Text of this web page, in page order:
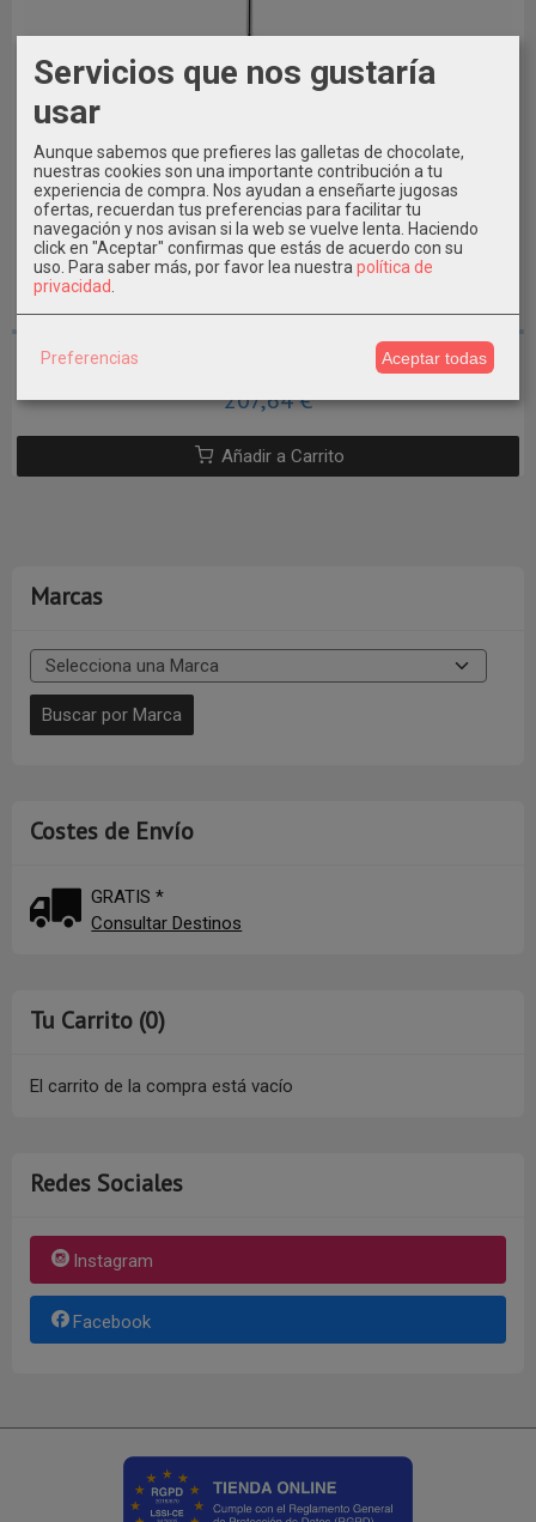
Marcas
Costes de Envío
GRATIS *
Consultar Destinos
Tu Carrito (0)
El carrito de la compra está vacío
Redes Sociales
Instagram
Facebook
Ducha piscina 1 rociador con...
207,64 €
Añadir a Carrito
Servicios que nos gustaría
usar
Aunque sabemos que prefieres las galletas de chocolate,
nuestras cookies son una importante contribución a tu
experiencia de compra. Nos ayudan a enseñarte jugosas
ofertas, recuerdan tus preferencias para facilitar tu
navegación y nos avisan si la web se vuelve lenta. Haciendo
click en "Aceptar" confirmas que estás de acuerdo con su
uso. Para saber más, por favor lea nuestra política de
privacidad
Preferencias Aceptar todas